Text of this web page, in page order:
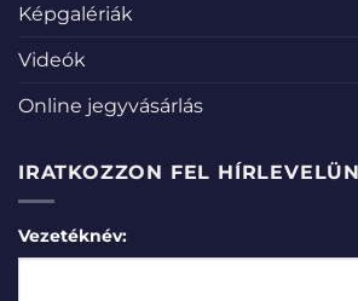
Képgalériák
Videók
Online jegyvásárlás
IRATKOZZON FEL
Vezetéknév: